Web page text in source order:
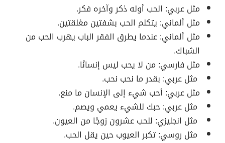
مثل عربي: الحب أوله ذكر وآخره فكر.
مثل ألماني: يتكلم الحب بشفتين مغلقتين.
مثل ألماني: عندما يطرق الفقر الباب يهرب الحب من
الشباك.
مثل فارسي: من لا يحب ليس إنسانًا.
مثل عربي: بقدر ما نحب نحب.
مثل عربي: أحب شيء إلى الإنسان ما منع.
مثل عربي: حبك للشيء يعمي ويصم.
مثل انجليزي: للحب عشرون زوجًا من العيون.
مثل روسي: تكبر العيوب حين يقل الحب.